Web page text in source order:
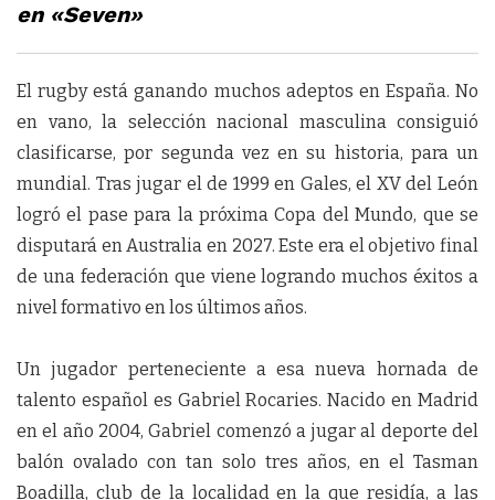
en «Seven»
El rugby está ganando muchos adeptos en España. No
en vano, la selección nacional masculina consiguió
clasificarse, por segunda vez en su historia, para un
mundial. Tras jugar el de 1999 en Gales, el XV del León
logró el pase para la próxima Copa del Mundo, que se
disputará en Australia en 2027. Este era el objetivo final
de una federación que viene logrando muchos éxitos a
nivel formativo en los últimos años.
Un jugador perteneciente a esa nueva hornada de
talento español es Gabriel Rocaries. Nacido en Madrid
en el año 2004, Gabriel comenzó a jugar al deporte del
balón ovalado con tan solo tres años, en el Tasman
Boadilla, club de la localidad en la que residía, a las